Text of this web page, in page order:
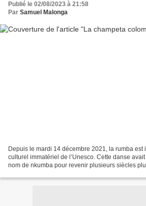
Publié le 02/08/2023 à 21:58
Par Samuel Malonga
Depuis le mardi 14 décembre 2021, la rumba est
culturel immatériel de l’Unesco. Cette danse
nom de nkumba pour revenir plusieurs siècles